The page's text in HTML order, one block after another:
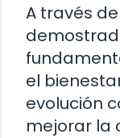
A través
el
evolución
mejorar la